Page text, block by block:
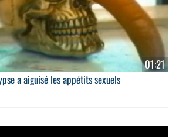
01:21
a aiguisé les appétits sexuels